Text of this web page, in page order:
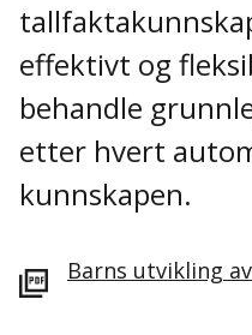
effektivt og
behandle
etter hvert
kunnskapen.
Barns utvikling